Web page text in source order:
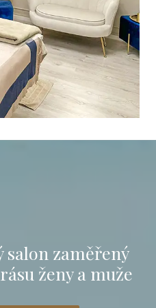
salon zaměřený
ženy a muže